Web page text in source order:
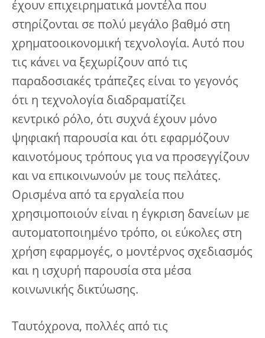
έχουν επιχειρηματικά μοντέλα που
στηρίζονται σε πολύ μεγάλο βαθμό στη
χρηματοοικονομική τεχνολογία. Αυτό που
τις κάνει να ξεχωρίζουν από τις
παραδοσιακές τράπεζες είναι το γεγονός
ότι η τεχνολογία διαδραματίζει
κεντρικό ρόλο, ότι συχνά έχουν μόνο
ψηφιακή παρουσία και ότι εφαρμόζουν
καινοτόμους τρόπους για να προσεγγίζουν
και να επικοινωνούν με τους πελάτες.
Ορισμένα από τα εργαλεία που
χρησιμοποιούν είναι η έγκριση δανείων με
αυτοματοποιημένο τρόπο, οι εύκολες στη
χρήση εφαρμογές, ο μοντέρνος σχεδιασμός
και η ισχυρή παρουσία στα μέσα
κοινωνικής δικτύωσης.
Ταυτόχρονα, πολλές από τις